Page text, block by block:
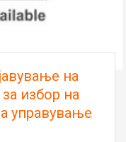
на
избор на
управување